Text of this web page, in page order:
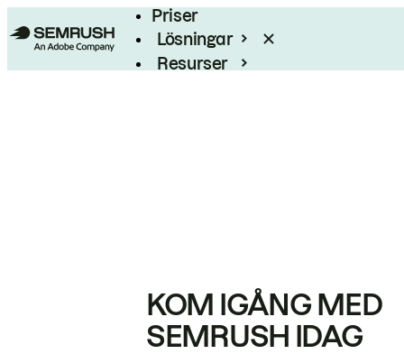
Priser
Lösningar
Resurser
KOM IGÅNG MED
SEMRUSH IDAG